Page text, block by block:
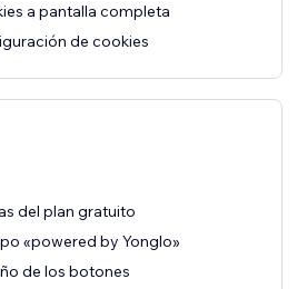
a pantalla completa
de cookies
del plan gratuito
«powered by Yonglo»
de los botones